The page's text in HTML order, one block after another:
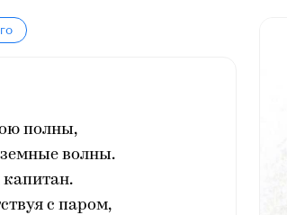
полны,
волны.
с паром,